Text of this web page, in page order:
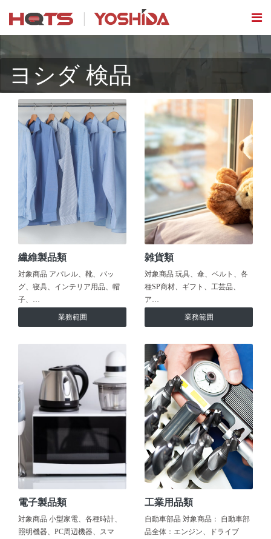
ヨシダ 検品
繊維製品類
対象商品 アパレル、靴、バッ
グ、寝具、インテリア用品、帽
子、…
業務範囲
雑貨類
対象商品 玩具、傘、ベルト、各
種SP商材、ギフト、工芸品、
ア…
業務範囲
電子製品類
対象商品 小型家電、各種時計、
照明機器、PC周辺機器、スマ
工業用品類
自動車部品 対象商品： 自動車部
品全体：エンジン、ドライブ